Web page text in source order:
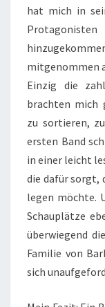
hat mich in
mitgenommen
Einzig die
brachten mich
zu sortieren,
ersten Band
in einer leicht
die dafür sorgt,
legen möchte.
Schauplätze
überwiegend
Familie von
sich